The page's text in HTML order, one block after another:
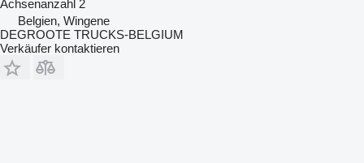
Achsenanzahl 2
Belgien, Wingene
DEGROOTE TRUCKS-BELGIUM
Verkäufer kontaktieren